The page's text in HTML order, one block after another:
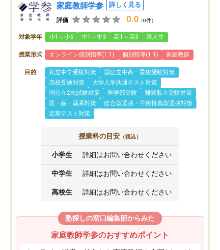
家庭教師学参 詳しく見る
評価 0.0 （0件）
対象学年 小1～小6 中1～中3 高1～高3 浪人生
授業形式 オンライン個別指導(1:1) 個別指導(1:1) 家庭教師
目的 私立中学受験対策
国公立中高一貫校受験対策
高校受験対策
大学入学共通テスト対策
国公立2次試験対策
医学部受験
難関私立受験対策
医・歯・薬系対策
総合型選抜・学校推薦型選抜対策
定期テスト対策
授業料の目安 （税込）
小学生 詳細はお問い合わせください
中学生 詳細はお問い合わせください
高校生 詳細はお問い合わせください
塾探しの窓口編集部からみた
家庭教師学参のおすすめポイント